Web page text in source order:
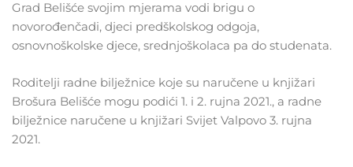
Grad Belišće svojim mjerama vodi brigu o
novorođenčadi, djeci predškolskog odgoja,
osnovnoškolske djece, srednjoškolaca pa do studenata.
Roditelji radne bilježnice koje su naručene u knjižari
Brošura Belišće mogu podići 1. i 2. rujna 2021., a radne
bilježnice naručene u knjižari Svijet Valpovo 3. rujna
2021.